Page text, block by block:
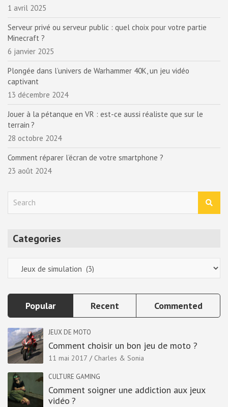
1 avril 2025
Serveur privé ou serveur public : quel choix pour votre partie
Minecraft ?
6 janvier 2025
Plongée dans l’univers de Warhammer 40K, un jeu vidéo
captivant
13 décembre 2024
Jouer à la pétanque en VR : est-ce aussi réaliste que sur le
terrain ?
28 octobre 2024
Comment réparer l’écran de votre smartphone ?
23 août 2024
Categories
Popular Recent Commented
JEUX DE MOTO
Comment choisir un bon jeu de moto ?
11 mai 2017 Charles & Sonia
CULTURE GAMING
Comment soigner une addiction aux jeux
vidéo ?